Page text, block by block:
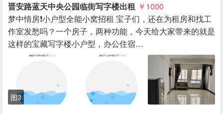
晋安路蓝天中央公园临街写字楼出租 ￥1000
梦中情房❗小户型全能小窝招租 宝子们，还在为租房和找工
作室发愁吗？一个房子，两种功能，今天给大家带来的就是
这样的宝藏写字楼小户型，办公住宿…
图3